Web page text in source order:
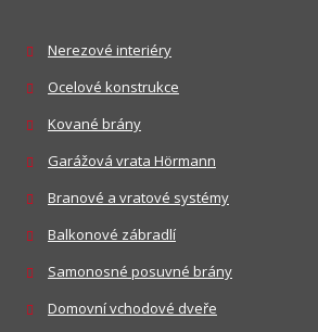
Nerezové interiéry
Ocelové konstrukce
Kované brány
Garážová vrata Hörmann
Branové a vratové systémy
Balkonové zábradlí
Samonosné posuvné brány
Domovní vchodové dveře